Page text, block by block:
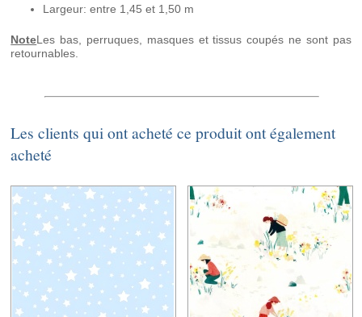
Largeur: entre 1,45 et 1,50 m
NoteLes bas, perruques, masques et tissus coupés ne sont pas
retournables.
Les clients qui ont acheté ce produit ont également
acheté